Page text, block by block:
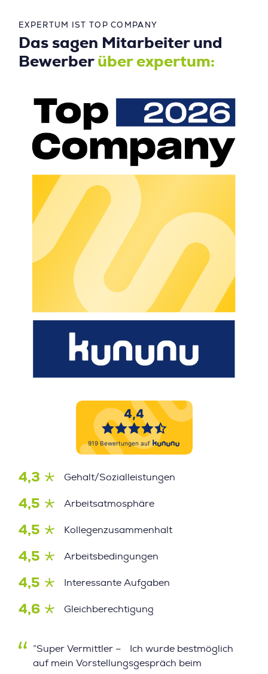
EXPERTUM IST TOP COMPANY
Das sagen Mitarbeiter und
Bewerber über expertum:
4,3 Gehalt/Sozialleistungen
4,5 Arbeitsatmosphäre
4,5 Kollegenzusammenhalt
4,5 Arbeitsbedingungen
4,5 Interessante Aufgaben
4,6 Gleichberechtigung
”Super Vermittler – Ich wurde bestmöglich
auf mein Vorstellungsgespräch beim